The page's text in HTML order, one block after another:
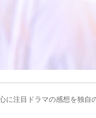
に注目ドラマの感想を独自